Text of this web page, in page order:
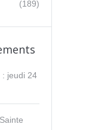
(189)
: jeudi 24